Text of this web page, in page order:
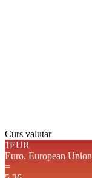
Curs valutar
1EUR
Euro. European Union
=